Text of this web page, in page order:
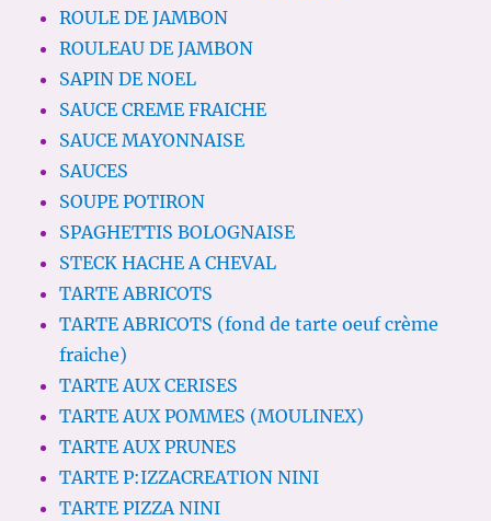
ROULE DE JAMBON
ROULEAU DE JAMBON
SAPIN DE NOEL
SAUCE CREME FRAICHE
SAUCE MAYONNAISE
SAUCES
SOUPE POTIRON
SPAGHETTIS BOLOGNAISE
STECK HACHE A CHEVAL
TARTE ABRICOTS
TARTE ABRICOTS (fond de tarte oeuf crème
fraiche)
TARTE AUX CERISES
TARTE AUX POMMES (MOULINEX)
TARTE AUX PRUNES
TARTE P:IZZACREATION NINI
TARTE PIZZA NINI